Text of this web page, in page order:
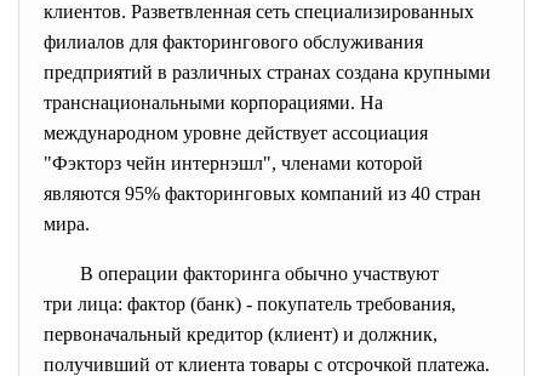
клиентов. Разветвленная сеть специализированных
филиалов для факторингового обслуживания
предприятий в различных странах создана крупными
транснациональными корпорациями. На
международном уровне действует ассоциация
"Фэкторз чейн интернэшл", членами которой
являются 95% факторинговых компаний из 40 стран
мира.
В операции факторинга обычно участвуют
три лица: фактор (банк) - покупатель требования,
первоначальный кредитор (клиент) и должник,
получивший от клиента товары с отсрочкой платежа.